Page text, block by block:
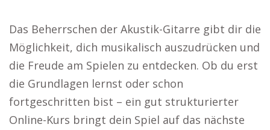
Das Beherrschen der Akustik-Gitarre gibt dir die
Möglichkeit, dich musikalisch auszudrücken und
die Freude am Spielen zu entdecken. Ob du erst
die Grundlagen lernst oder schon
fortgeschritten bist – ein gut strukturierter
Online-Kurs bringt dein Spiel auf das nächste